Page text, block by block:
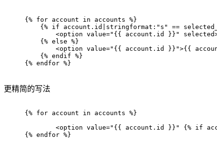
{% for account in accounts %}
{% if account.id|stringformat:"s" ==
<option value="{{ account.id }}" selected
    {% else %}
<option value="{{ account.id }}">{{
    {% endif %}
{% endfor %}
更精简的写法
{% for account in accounts %}
<option value="{{ account.id }}" {% if
{% endfor %}